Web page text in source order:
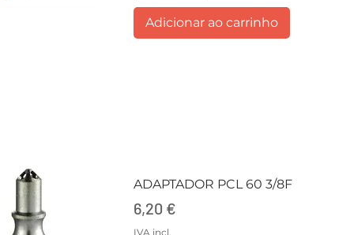
Adicionar ao carrinho
ADAPTADOR PCL 60 3/8F
Preço
6,20 €
IVA incl.